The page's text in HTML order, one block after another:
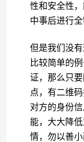
性和安全性
中事后进行全
但是我们没
比较简单的
证，那么只
点，有二维
对方的身份
能，大大降
情，勿以善